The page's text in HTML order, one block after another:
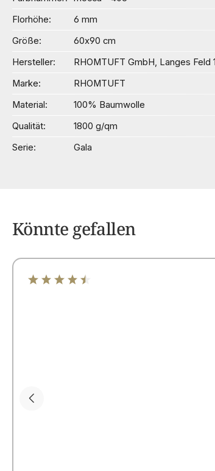
Florhöhe
6 mm
Größe
60x90 cm
Hersteller
RHOMTUFT GmbH, Langes
Marke
RHOMTUFT
Material
100% Baumwolle
Qualität
1800 g/qm
Serie
Gala
Könnte gefallen